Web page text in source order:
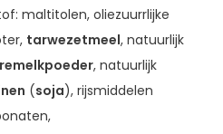
maltitolen, oliezuurrlijke
tarwezetmeel, natuurlijk
melkpoeder, natuurlijk
(soja), rijsmiddelen